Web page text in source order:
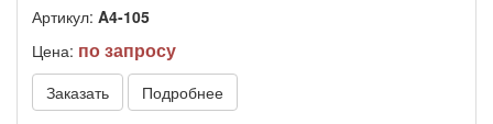
Артикул: A4-105
Цена: по запросу
Заказать Подробнее